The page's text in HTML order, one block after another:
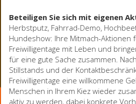
Beteiligen Sie sich mit eigenen
Herbstputz, Fahrrad-Demo,
Hundeshow: Ihre Mitmach-Aktionen
Freiwilligentage mit Leben und
für eine gute Sache zusammen.
Stillstands und der
Freiwilligentage eine willkommene
Menschen in Ihrem Kiez wieder
aktiv zu werden, dabei konkrete